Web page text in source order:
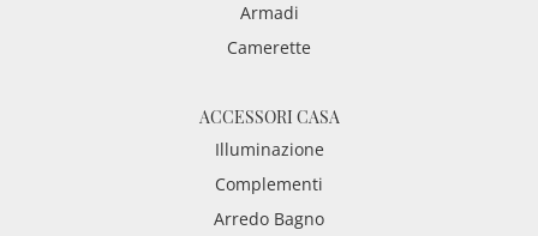
Armadi
Camerette
ACCESSORI CASA
Illuminazione
Complementi
Arredo Bagno